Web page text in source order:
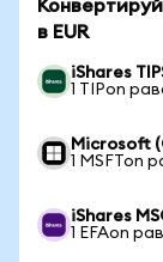
в EUR
iShares
1 TIPon
Microsoft
1 MSFTon
iShares
1 EFAon